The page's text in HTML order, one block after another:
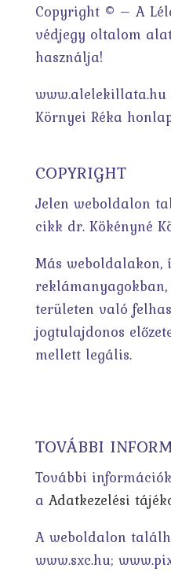
Copyright © – A
védjegy oltalom
használja!
www.alelekillata.hu
Környei Réka
COPYRIGHT
Jelen weboldalon
cikk dr. Kökényné
Más
területen való
jogtulajdonos
mellett legális.
TOVÁBBI
További
a Adatkezelési
A weboldalon
www.sxc.hu;